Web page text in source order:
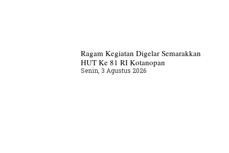
Ragam Kegiatan Digelar Semarakkan
HUT Ke 81 RI Kotanopan
Senin, 3 Agustus 2026